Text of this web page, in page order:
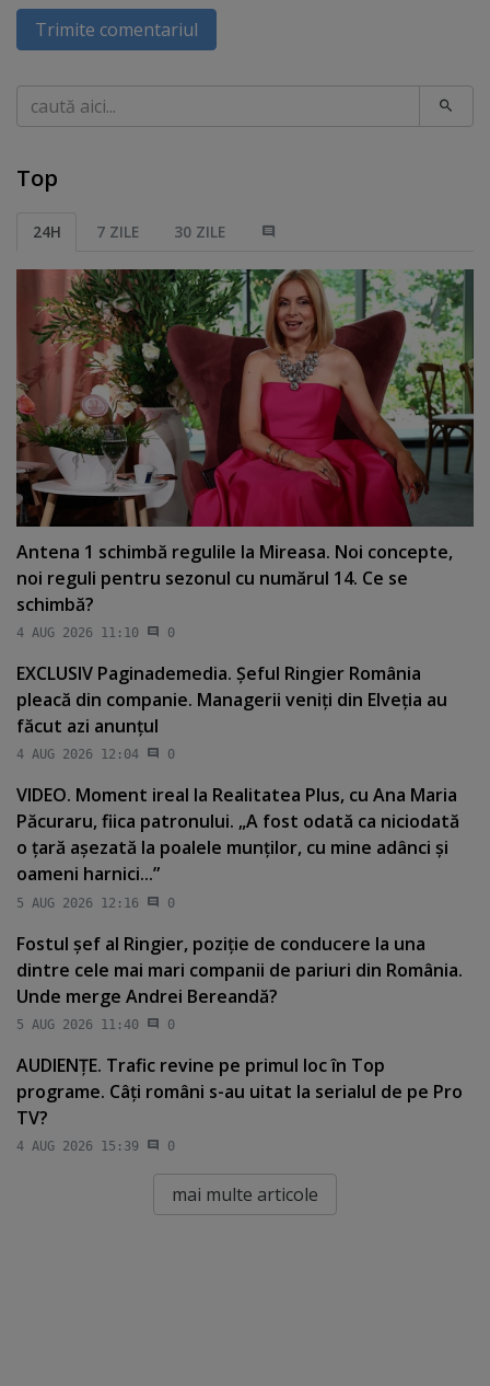
Trimite comentariul
Caută
Top
24H 7 ZILE 30 ZILE
Antena 1 schimbă regulile la Mireasa. Noi concepte,
noi reguli pentru sezonul cu numărul 14. Ce se
schimbă?
4 AUG 2026 11:10 0
EXCLUSIV Paginademedia. Şeful Ringier România
pleacă din companie. Managerii veniţi din Elveţia au
făcut azi anunţul
4 AUG 2026 12:04 0
VIDEO. Moment ireal la Realitatea Plus, cu Ana Maria
Păcuraru, fiica patronului. „A fost odată ca niciodată
o ţară aşezată la poalele munţilor, cu mine adânci şi
oameni harnici...”
5 AUG 2026 12:16 0
Fostul şef al Ringier, poziţie de conducere la una
dintre cele mai mari companii de pariuri din România.
Unde merge Andrei Bereandă?
5 AUG 2026 11:40 0
AUDIENŢE. Trafic revine pe primul loc în Top
programe. Câţi români s-au uitat la serialul de pe Pro
TV?
4 AUG 2026 15:39 0
mai multe articole